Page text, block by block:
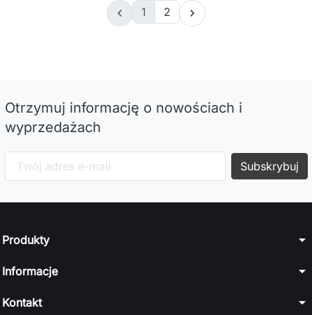
 1 2 
Otrzymuj informację o nowościach i
wyprzedażach
Produkty arrow_drop_down
Informacje arrow_drop_down
Kontakt arrow_drop_down